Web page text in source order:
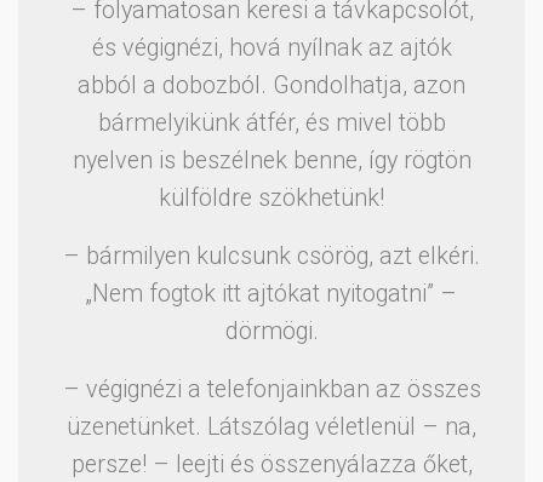
– folyamatosan keresi a távkapcsolót,
és végignézi, hová nyílnak az ajtók
abból a dobozból. Gondolhatja, azon
bármelyikünk átfér, és mivel több
nyelven is beszélnek benne, így rögtön
külföldre szökhetünk!
– bármilyen kulcsunk csörög, azt elkéri.
„Nem fogtok itt ajtókat nyitogatni” –
dörmögi.
– végignézi a telefonjainkban az összes
üzenetünket. Látszólag véletlenül – na,
persze! – leejti és összenyálazza őket,